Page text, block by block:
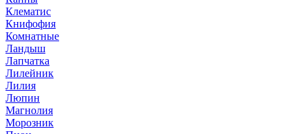
Клематис
Книфофия
Комнатные
Ландыш
Лапчатка
Лилейник
Лилия
Люпин
Магнолия
Морозник